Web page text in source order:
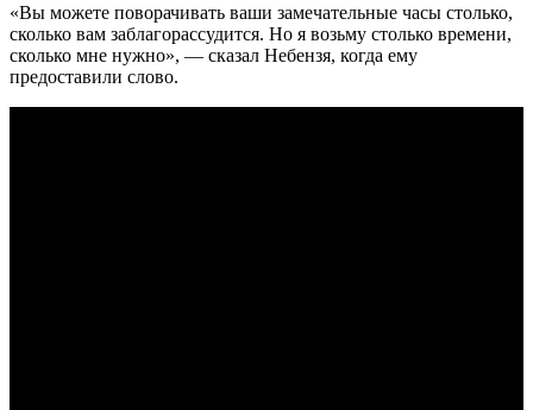
«Вы можете поворачивать ваши замечательные часы столько,
сколько вам заблагорассудится. Но я возьму столько времени,
сколько мне нужно», — сказал Небензя, когда ему
предоставили слово.